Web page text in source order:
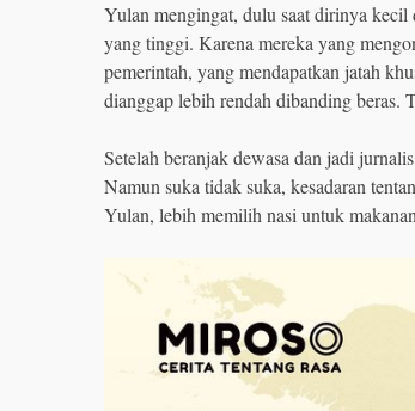
Yulan mengingat, dulu saat dirinya kecil
yang tinggi. Karena mereka yang
pemerintah, yang mendapatkan jatah
dianggap lebih rendah dibanding beras.
Setelah beranjak dewasa dan jadi
Namun suka tidak suka, kesadaran
Yulan, lebih memilih nasi untuk